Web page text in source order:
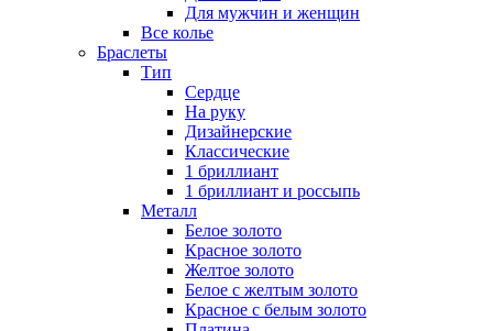
Для мужчин и женщин
Все колье
Браслеты
Тип
Сердце
На руку
Дизайнерские
Классические
1 бриллиант
1 бриллиант и россыпь
Металл
Белое золото
Красное золото
Желтое золото
Белое с желтым золото
Красное с белым золото